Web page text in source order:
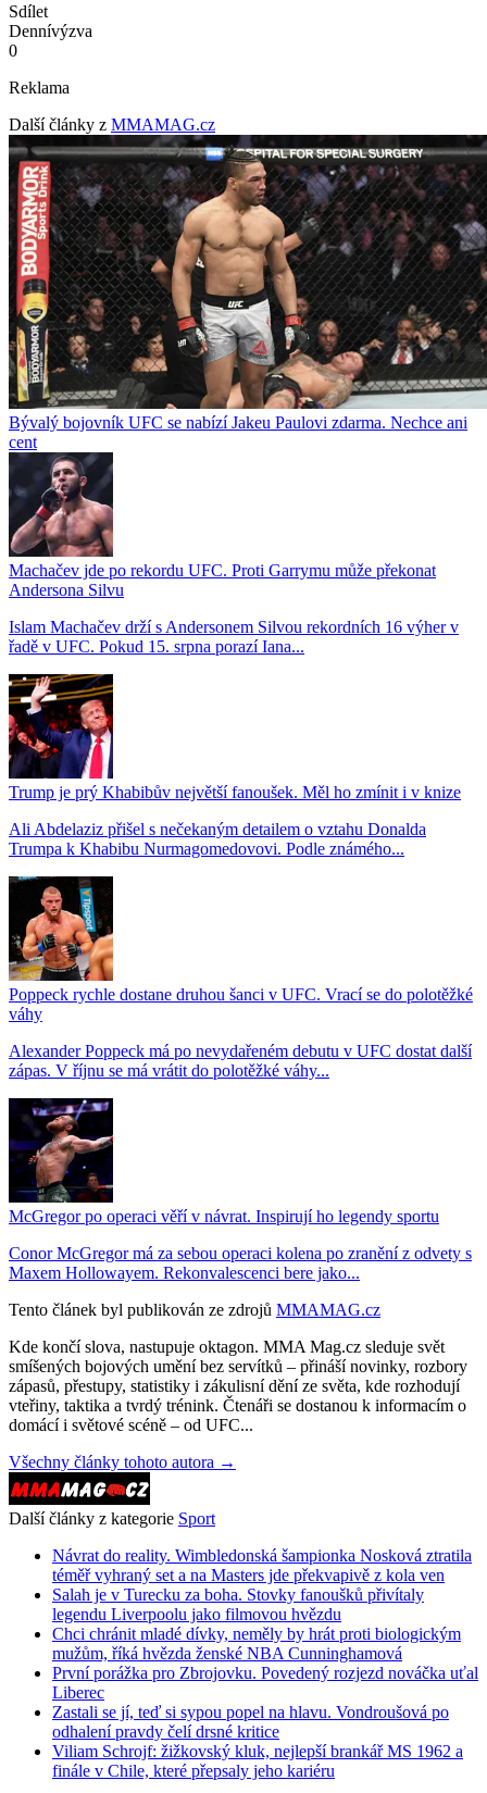
Sdílet
Dennívýzva
0
Reklama
Další články z MMAMAG.cz
Bývalý bojovník UFC se nabízí Jakeu Paulovi zdarma. Nechce ani
cent
Machačev jde po rekordu UFC. Proti Garrymu může překonat
Andersona Silvu
Islam Machačev drží s Andersonem Silvou rekordních 16 výher v
řadě v UFC. Pokud 15. srpna porazí Iana...
Trump je prý Khabibův největší fanoušek. Měl ho zmínit i v knize
Ali Abdelaziz přišel s nečekaným detailem o vztahu Donalda
Trumpa k Khabibu Nurmagomedovovi. Podle známého...
Poppeck rychle dostane druhou šanci v UFC. Vrací se do polotěžké
váhy
Alexander Poppeck má po nevydařeném debutu v UFC dostat další
zápas. V říjnu se má vrátit do polotěžké váhy...
McGregor po operaci věří v návrat. Inspirují ho legendy sportu
Conor McGregor má za sebou operaci kolena po zranění z odvety s
Maxem Hollowayem. Rekonvalescenci bere jako...
Tento článek byl publikován ze zdrojů MMAMAG.cz
Kde končí slova, nastupuje oktagon. MMA Mag.cz sleduje svět
smíšených bojových umění bez servítků – přináší novinky, rozbory
zápasů, přestupy, statistiky i zákulisní dění ze světa, kde rozhodují
vteřiny, taktika a tvrdý trénink. Čtenáři se dostanou k informacím o
domácí i světové scéně – od UFC...
Všechny články tohoto autora →
Další články z kategorie Sport
Návrat do reality. Wimbledonská šampionka Nosková ztratila
téměř vyhraný set a na Masters jde překvapivě z kola ven
Salah je v Turecku za boha. Stovky fanoušků přivítaly
legendu Liverpoolu jako filmovou hvězdu
Chci chránit mladé dívky, neměly by hrát proti biologickým
mužům, říká hvězda ženské NBA Cunninghamová
První porážka pro Zbrojovku. Povedený rozjezd nováčka uťal
Liberec
Zastali se jí, teď si sypou popel na hlavu. Vondroušová po
odhalení pravdy čelí drsné kritice
Viliam Schrojf: žižkovský kluk, nejlepší brankář MS 1962 a
finále v Chile, které přepsaly jeho kariéru